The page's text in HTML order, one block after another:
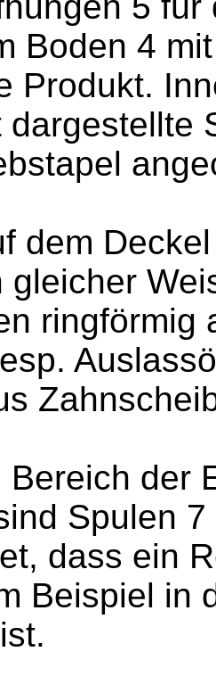
Boden 4
Produkt.
dargestellte
dem
gleicher
ringförmig
Bereich der
Spulen
dass ein
Beispiel in